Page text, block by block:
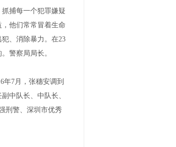
捕每一个犯罪嫌疑
他们常常冒着生命
、消除暴力。在23
警察局局长。
年7月，张穗安调到
中队长、中队长、
刑警、深圳市优秀